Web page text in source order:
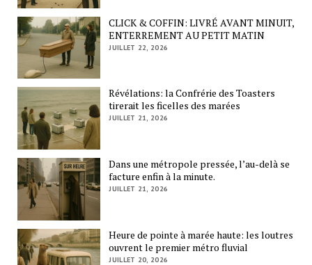
CLICK & COFFIN: LIVRÉ AVANT MINUIT,
ENTERREMENT AU PETIT MATIN
JUILLET 22, 2026
Révélations: la Confrérie des Toasters
tirerait les ficelles des marées
JUILLET 21, 2026
Dans une métropole pressée, l’au-delà se
facture enfin à la minute.
JUILLET 21, 2026
Heure de pointe à marée haute: les loutres
ouvrent le premier métro fluvial
JUILLET 20, 2026